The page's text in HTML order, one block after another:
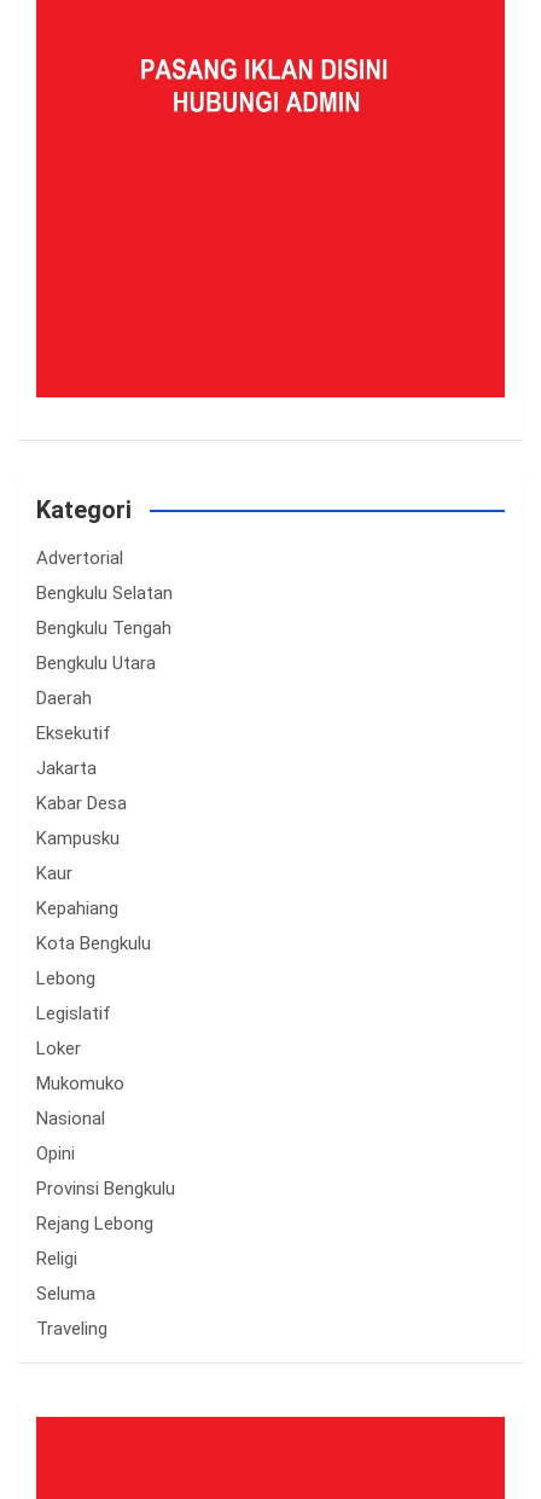
Kategori
Advertorial
Bengkulu Selatan
Bengkulu Tengah
Bengkulu Utara
Daerah
Eksekutif
Jakarta
Kabar Desa
Kampusku
Kaur
Kepahiang
Kota Bengkulu
Lebong
Legislatif
Loker
Mukomuko
Nasional
Opini
Provinsi Bengkulu
Rejang Lebong
Religi
Seluma
Traveling